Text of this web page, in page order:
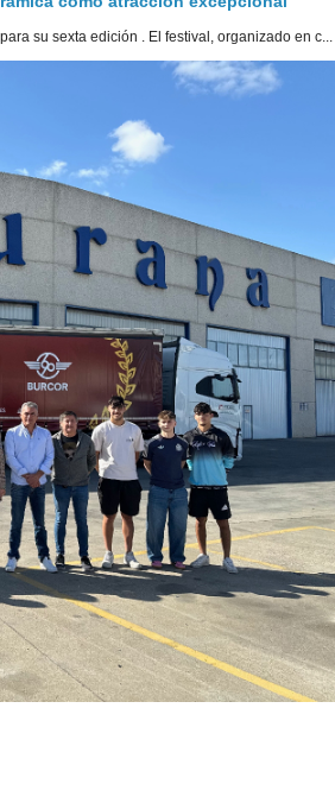
su sexta edición . El festival, organizado en c...